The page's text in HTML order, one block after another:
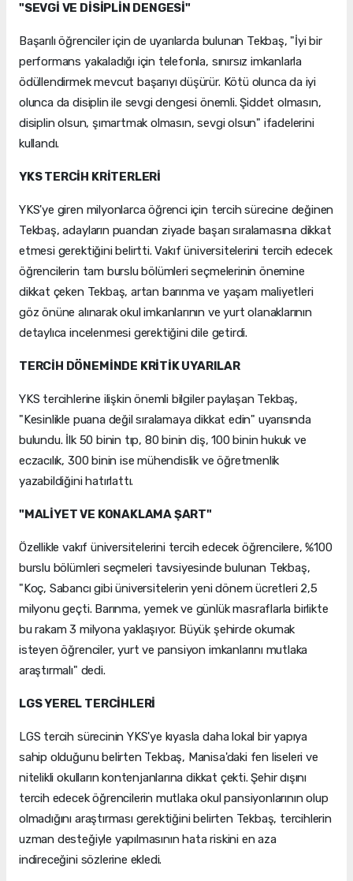
"SEVGİ VE DİSİPLİN DENGESİ"
Başarılı öğrenciler için de uyarılarda bulunan Tekbaş, "İyi bir
performans yakaladığı için telefonla, sınırsız imkanlarla
ödüllendirmek mevcut başarıyı düşürür. Kötü olunca da iyi
olunca da disiplin ile sevgi dengesi önemli. Şiddet olmasın,
disiplin olsun, şımartmak olmasın, sevgi olsun" ifadelerini
kullandı.
YKS TERCİH KRİTERLERİ
YKS'ye giren milyonlarca öğrenci için tercih sürecine değinen
Tekbaş, adayların puandan ziyade başarı sıralamasına dikkat
etmesi gerektiğini belirtti. Vakıf üniversitelerini tercih edecek
öğrencilerin tam burslu bölümleri seçmelerinin önemine
dikkat çeken Tekbaş, artan barınma ve yaşam maliyetleri
göz önüne alınarak okul imkanlarının ve yurt olanaklarının
detaylıca incelenmesi gerektiğini dile getirdi.
TERCİH DÖNEMİNDE KRİTİK UYARILAR
YKS tercihlerine ilişkin önemli bilgiler paylaşan Tekbaş,
"Kesinlikle puana değil sıralamaya dikkat edin" uyarısında
bulundu. İlk 50 binin tıp, 80 binin diş, 100 binin hukuk ve
eczacılık, 300 binin ise mühendislik ve öğretmenlik
yazabildiğini hatırlattı.
"MALİYET VE KONAKLAMA ŞART"
Özellikle vakıf üniversitelerini tercih edecek öğrencilere, %100
burslu bölümleri seçmeleri tavsiyesinde bulunan Tekbaş,
"Koç, Sabancı gibi üniversitelerin yeni dönem ücretleri 2,5
milyonu geçti. Barınma, yemek ve günlük masraflarla birlikte
bu rakam 3 milyona yaklaşıyor. Büyük şehirde okumak
isteyen öğrenciler, yurt ve pansiyon imkanlarını mutlaka
araştırmalı" dedi.
LGS YEREL TERCİHLERİ
LGS tercih sürecinin YKS'ye kıyasla daha lokal bir yapıya
sahip olduğunu belirten Tekbaş, Manisa'daki fen liseleri ve
nitelikli okulların kontenjanlarına dikkat çekti. Şehir dışını
tercih edecek öğrencilerin mutlaka okul pansiyonlarının olup
olmadığını araştırması gerektiğini belirten Tekbaş, tercihlerin
uzman desteğiyle yapılmasının hata riskini en aza
indireceğini sözlerine ekledi.